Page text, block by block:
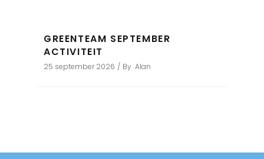
GREENTEAM SEPTEMBER
ACTIVITEIT
25 september 2026 By Alan